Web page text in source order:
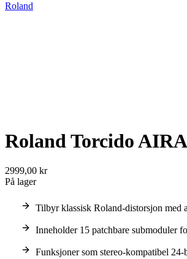
Roland
Roland Torcido
2999,00 kr
På lager
Tilbyr klassisk Roland-distorsjon med
Inneholder 15 patchbare submoduler
Funksjoner som stereo-kompatibel